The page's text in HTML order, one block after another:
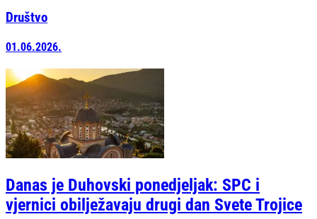
Društvo
01.06.2026.
Danas je Duhovski ponedjeljak: SPC i
vjernici obilježavaju drugi dan Svete Trojice